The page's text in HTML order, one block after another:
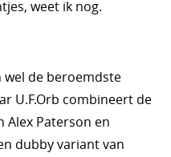
weet ik nog.
wel de beroemdste
U.F.Orb combineert de
Alex Paterson en
dubby variant van